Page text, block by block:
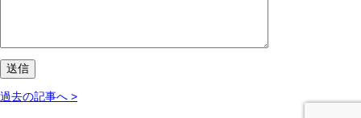
過去の記事へ >